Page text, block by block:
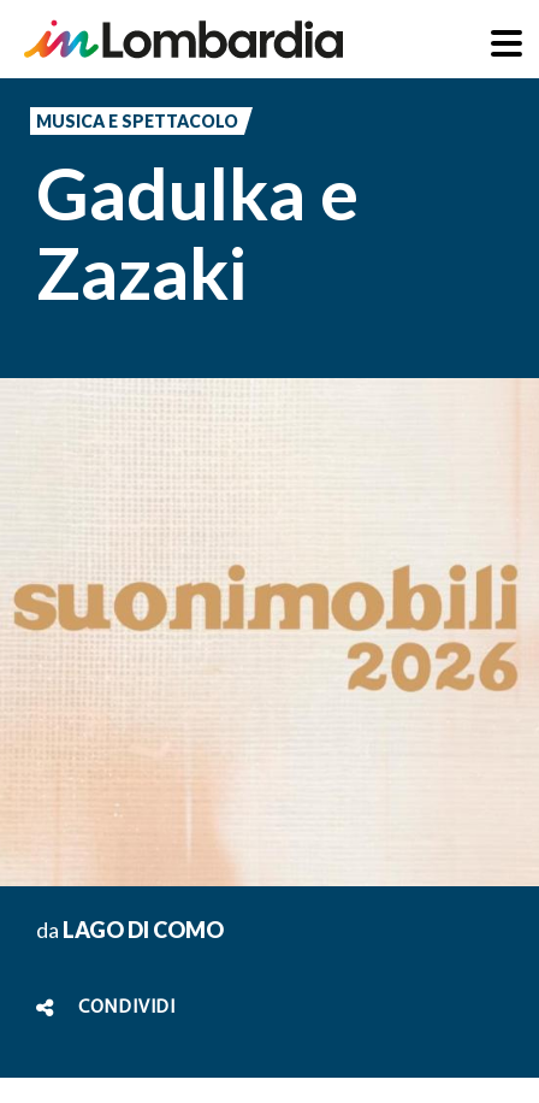
principale
MUSICA E SPETTACOLO
Gadulka e
Zazaki
da LAGO DI COMO
CONDIVIDI